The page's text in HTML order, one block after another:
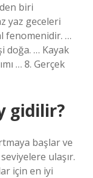
biri
yaz geceleri
fenomenidir. …
doğa. … Kayak
… 8. Gerçek
gidilir?
başlar ve
ulaşır.
için en iyi